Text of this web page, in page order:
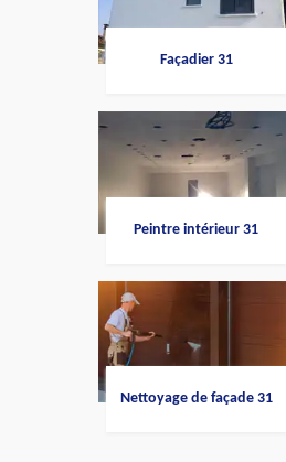
Façadier 31
Peintre intérieur 31
Nettoyage de façade 31